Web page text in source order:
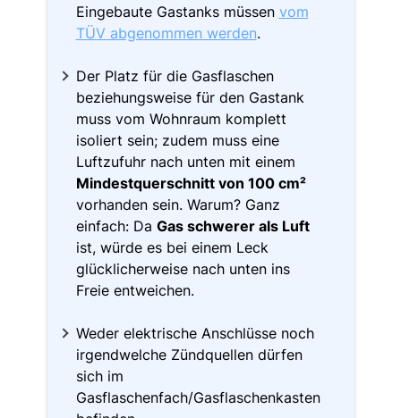
Eingebaute Gastanks müssen vom
TÜV abgenommen werden.
Der Platz für die Gasflaschen
beziehungsweise für den Gastank
muss vom Wohnraum komplett
isoliert sein; zudem muss eine
Luftzufuhr nach unten mit einem
Mindestquerschnitt von 100 cm²
vorhanden sein. Warum? Ganz
einfach: Da Gas schwerer als Luft
ist, würde es bei einem Leck
glücklicherweise nach unten ins
Freie entweichen.
Weder elektrische Anschlüsse noch
irgendwelche Zündquellen dürfen
sich im
Gasflaschenfach/Gasflaschenkasten